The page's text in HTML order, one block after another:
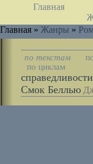
Главная
Главная » Жанры »
по текстам
по циклам
справедливости
Смок Беллью